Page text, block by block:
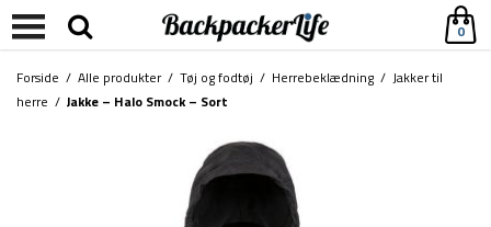
0
Forside / Alle produkter/ Tøj og fodtøj / Herrebeklædning / Jakker til
herre / Jakke – Halo Smock – Sort